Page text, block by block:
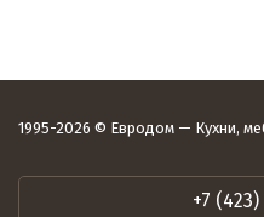
1995-2026 © Евродом — Кухни,
+7